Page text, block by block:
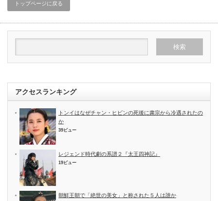
トップページに戻る
アクセスランキング
トンイはなぜチャン・ヒビンの死後に粛宗から冷遇されたの
か
39ビュー
レジェンド時代劇の系譜２『太王四神記』
19ビュー
朝鮮王朝で「絶世の美女」と称された５人は誰か